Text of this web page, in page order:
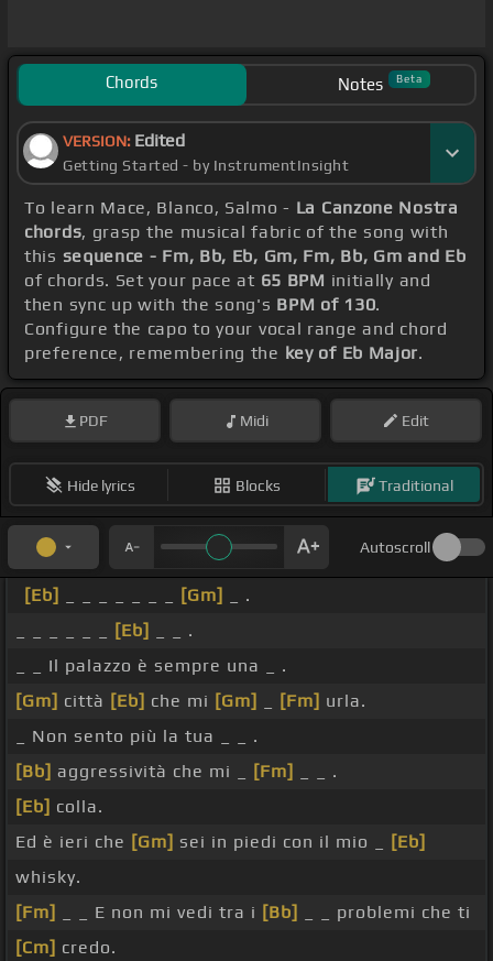
Chords Notes Beta
VERSION: Edited
Getting Started - by InstrumentInsight
To learn Mace, Blanco, Salmo - La Canzone Nostra
chords, grasp the musical fabric of the song with
this sequence - Fm, Bb, Eb, Gm, Fm, Bb, Gm and Eb
of chords. Set your pace at 65 BPM initially and
then sync up with the song's BPM of 130.
Configure the capo to your vocal range and chord
preference, remembering the key of Eb Major.
PDF Midi Edit
Hide lyrics Blocks Traditional
Autoscroll
[Eb] [Gm]
_ .
[Eb]
_ _ .
_ _ Il palazzo è sempre una _ .
[Gm] città [Eb] che mi [Gm] [Fm] urla.
_ Non sento più la tua _ _ .
[Bb] aggressività che mi _ [Fm]
_ _ .
[Eb] colla.
Ed è ieri che [Gm] sei in piedi con il mio _
[Eb]
whisky.
[Fm]
_ _ E non mi vedi tra i [Bb]
_ _ problemi che ti
[Cm] credo.